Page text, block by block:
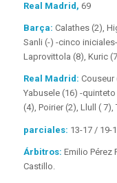
Real Madrid, 69
Barça: Calathes (2),
Sanli (-) -cinco
Laprovittola (8), Kuric
Real Madrid: Couseur
Yabusele (16) -
(4), Poirier (2), Llull ( 7),
parciales: 13-17 / 19-
Árbitros: Emilio Pérez
Castillo.